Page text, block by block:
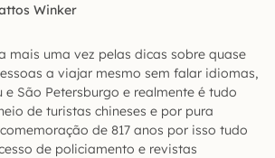
Winker
mais uma vez pelas dicas sobre quase
a viajar mesmo sem falar idiomas,
e São Petersburgo e realmente é tudo
de turistas chineses e por pura
de 817 anos por isso tudo
de policiamento e revistas